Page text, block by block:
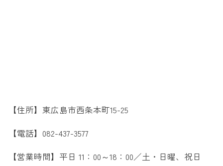
【住所】東広島市西条本町15-25
【電話】082-437-3577
【営業時間】平日 11：00～18：00／土・日曜、祝日